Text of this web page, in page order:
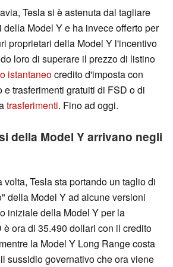
Tesla si è astenuta dal tagliare
della Model Y e ha invece offerto per
proprietari della Model Y l'incentivo
loro di superare il prezzo di listino
istantaneocredito d'imposta con
trasferimenti gratuiti di FSD o di
trasferimenti. Fino ad oggi.
della Model Y arrivano negli
volta, Tesla sta portando un taglio di
della Model Y ad alcune versioni
iniziale della Model Y per la
ora di 35.490 dollari con il credito
la Model Y Long Range costa
sussidio governativo che ora viene